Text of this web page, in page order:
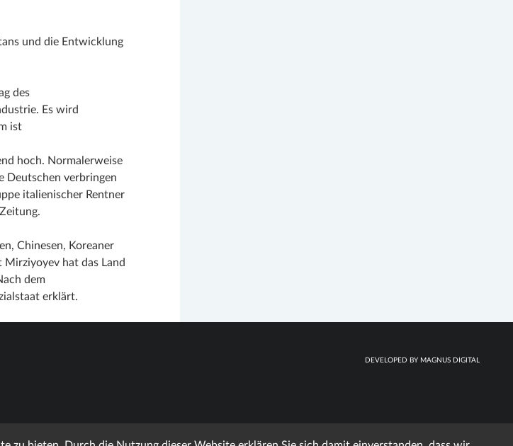
und die Entwicklung
des
Es wird
ist
hoch. Normalerweise
Deutschen verbringen
italienischer Rentner
Chinesen, Koreaner
Mirziyoyev hat das Land
dem
erklärt.
DEVELOPED BY MAGNUS DIGITAL